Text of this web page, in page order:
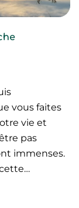
vous faites
vie et
pas
immenses.